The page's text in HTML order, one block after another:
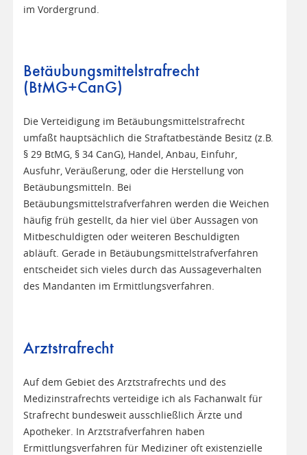
im Vordergrund.
Betäubungsmittelstrafrecht
(BtMG+CanG)
Die Verteidigung im Betäubungsmittelstrafrecht
umfaßt hauptsächlich die Straftatbestände Besitz (z.B.
§ 29 BtMG, § 34 CanG), Handel, Anbau, Einfuhr,
Ausfuhr, Veräußerung, oder die Herstellung von
Betäubungsmitteln. Bei
Betäubungsmittelstrafverfahren werden die Weichen
häufig früh gestellt, da hier viel über Aussagen von
Mitbeschuldigten oder weiteren Beschuldigten
abläuft. Gerade in Betäubungsmittelstrafverfahren
entscheidet sich vieles durch das Aussageverhalten
des Mandanten im Ermittlungsverfahren.
Arztstrafrecht
Auf dem Gebiet des Arztstrafrechts und des
Medizinstrafrechts verteidige ich als Fachanwalt für
Strafrecht bundesweit ausschließlich Ärzte und
Apotheker. In Arztstrafverfahren haben
Ermittlungsverfahren für Mediziner oft existenzielle